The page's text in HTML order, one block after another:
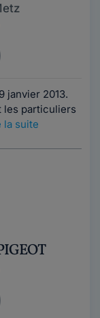
janvier 2013.
les particuliers
la suite